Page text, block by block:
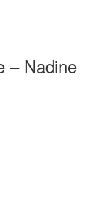
– Nadine